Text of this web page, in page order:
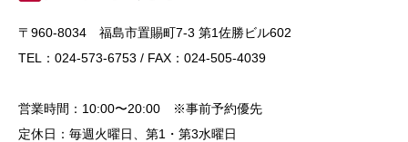
〒960-8034 福島市置賜町7-3 第1佐勝ビル602
TEL：024-573-6753 / FAX：024-505-4039
営業時間：10:00〜20:00 ※事前予約優先
定休日：毎週火曜日、第1・第3水曜日